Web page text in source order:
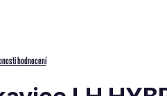
hodnocení